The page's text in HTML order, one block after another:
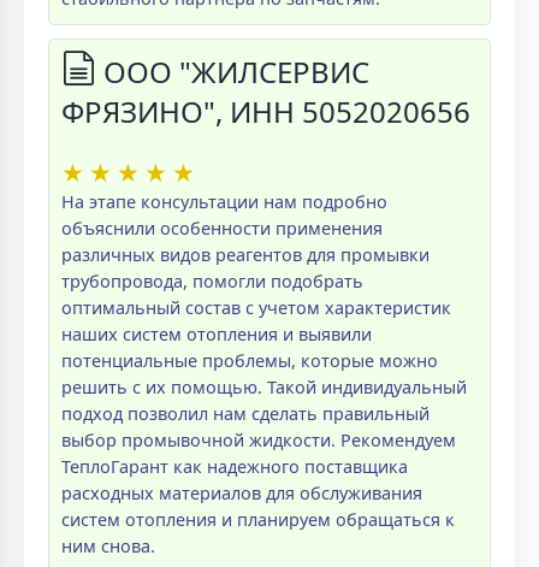
ООО "ЖИЛСЕРВИС
ФРЯЗИНО", ИНН 5052020656
★ ★ ★ ★ ★
На этапе консультации нам подробно
объяснили особенности применения
различных видов реагентов для промывки
трубопровода, помогли подобрать
оптимальный состав с учетом характеристик
наших систем отопления и выявили
потенциальные проблемы, которые можно
решить с их помощью. Такой индивидуальный
подход позволил нам сделать правильный
выбор промывочной жидкости. Рекомендуем
ТеплоГарант как надежного поставщика
расходных материалов для обслуживания
систем отопления и планируем обращаться к
ним снова.